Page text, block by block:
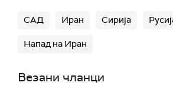
САД Иран Сирија
Напад на Иран
Везани чланци